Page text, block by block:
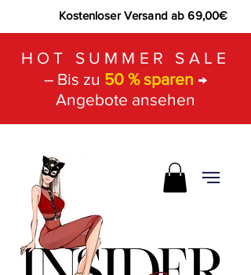
Kostenloser Versand ab 69,00€
HOT SUMMER SALE
– Bis zu 50 % sparen →
Angebote ansehen